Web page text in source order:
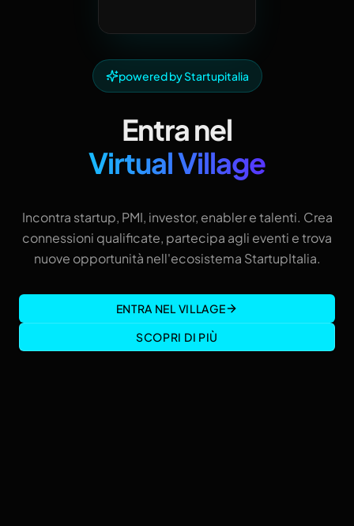
powered by Startupitalia
Entra nel
Virtual Village
Incontra startup, PMI, investor, enabler e talenti. Crea
connessioni qualificate, partecipa agli eventi e trova
nuove opportunità nell'ecosistema StartupItalia.
ENTRA NEL VILLAGE
SCOPRI DI PIÙ